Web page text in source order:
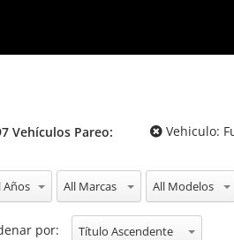
Vehículos Pareo: Vehiculo:
All Marcas All Modelos
por: Título Ascendente